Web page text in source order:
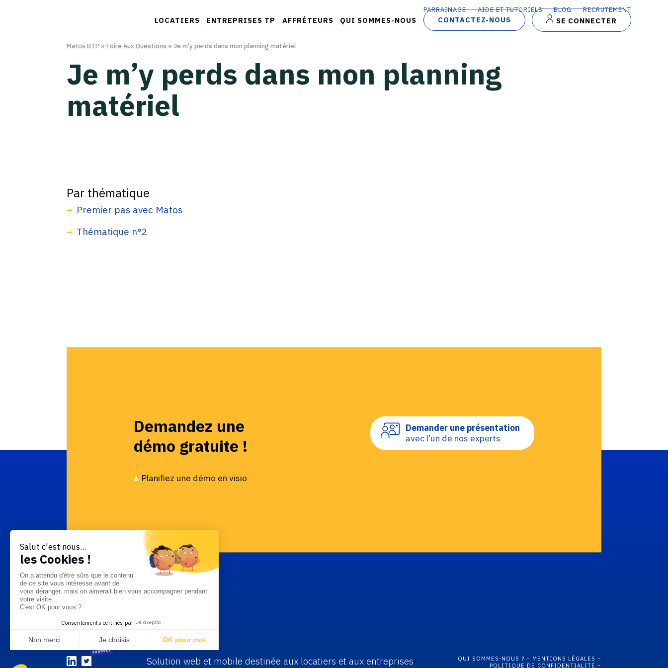
LOCATIERS ENTREPRISES TP AFFRÉTEURS QUI SOMMES-NOUS CONTACTEZ-NOUS SE CONNECTER
PARRAINAGE AIDE ET TUTORIELS BLOG RECRUTEMENT
Matos BTP »Foire Aux Questions » Je m’y perds dans mon planning matériel
Je m’y perds dans mon planning
matériel
Par thématique
Premier pas avec Matos
Thématique n°2
Demandez une
démo gratuite !
Planifiez une démo en visio
Demander une présentation
avec l’un de nos experts
Solution web et mobile destinée aux locatiers et aux entreprises
QUI SOMMES-NOUS ? – MENTIONS LÉGALES –
POLITIQUE DE CONFIDENTIALITÉ –
Salut c'est nous...
les Cookies !
On a attendu d'être sûrs que le contenu
de ce site vous intéresse avant de
vous déranger, mais on aimerait bien vous accompagner pendant
votre visite...
C'est OK pour vous ?
Consentements certifiés par
Non merci Je choisis OK pour moi
Axeptio consent
Plateforme de Gestion du Consentement : Personnalisez vos Options